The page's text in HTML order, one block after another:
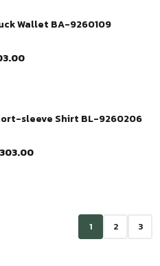
ช้อปเลย
Wallet BA-9260109
Current
ช้อปเลย
sleeve Shirt BL-9260206
Current
1 2 3